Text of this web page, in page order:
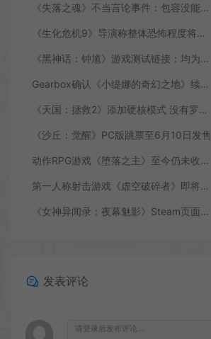
《失落之魂》不当言论事件：包容没能消解过激言论
《生化危机9》导演称整体恐怖程度将进一步提升
《黑神话：钟馗》游戏测试链接：均为骗子
Gearbox确认《小缇娜的奇幻之地》续作正在开发中
《天国：拯救2》添加硬核模式 没有罗盘和快速旅行
《沙丘：觉醒》PC版跳票至6月10日发售
动作RPG游戏《堕落之主》至今仍未收回成本
第一人称射击游戏《虚空破碎者》即将多平台上线
《女神异闻录：夜幕魅影》Steam页面上线
发表评论